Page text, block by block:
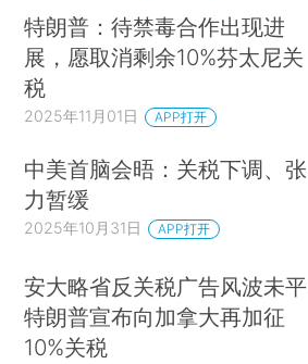
特朗普：待禁毒合作出现进
展，愿取消剩余10%芬太尼关
税
2025年11月01日 APP打开
中美首脑会晤：关税下调、张
力暂缓
2025年10月31日 APP打开
安大略省反关税广告风波未平
特朗普宣布向加拿大再加征
10%关税